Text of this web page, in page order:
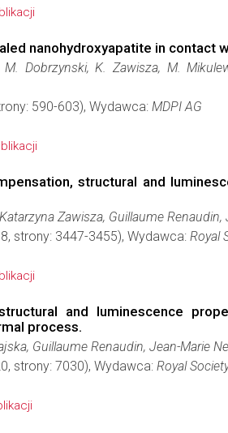
nanohydroxyapatite in contact
Dobrzynski, K. Zawisza, M.
590-603), Wydawca: MDPI AG
structural and
Zawisza, Guillaume
strony: 3447-3455), Wydawca: Royal
and luminescence
process.
Guillaume Renaudin, Jean-Marie
strony: 7030), Wydawca: Royal